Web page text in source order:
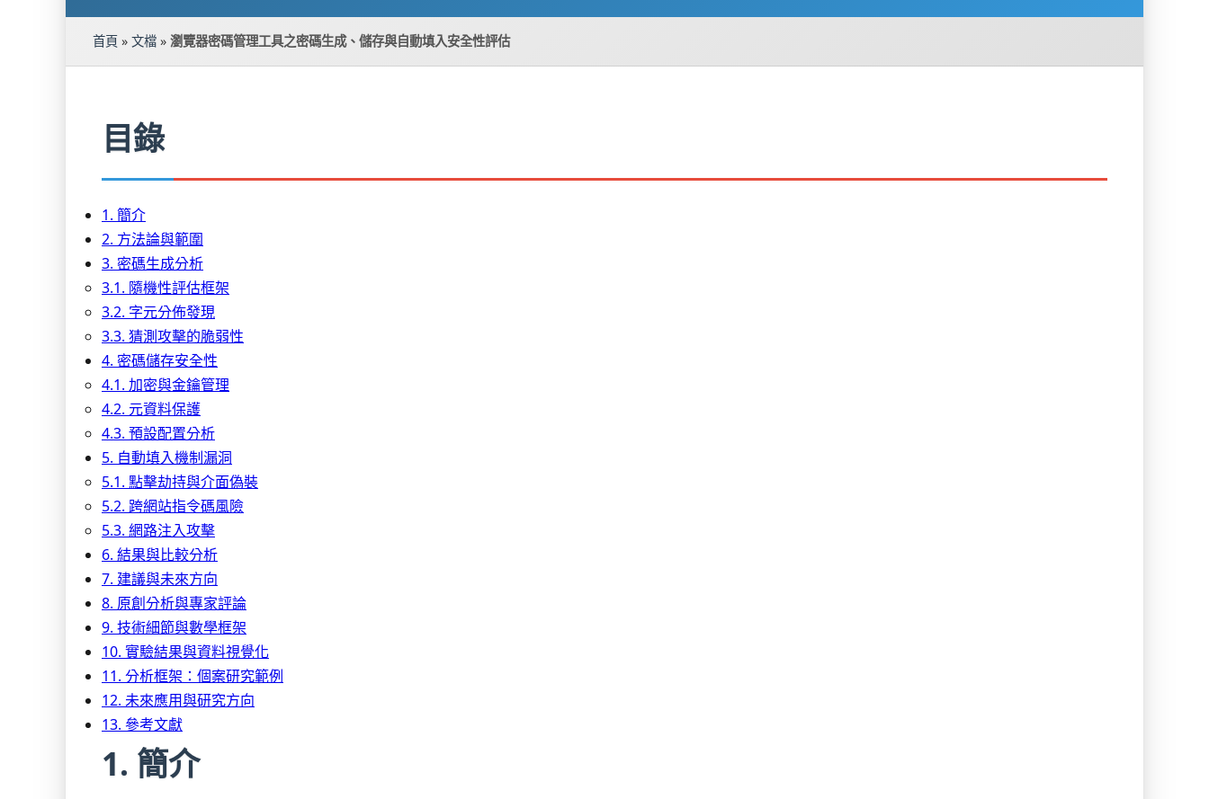
首頁 » 文檔 » 瀏覽器密碼管理工具之密碼生成、儲存與自動填入安全性評估
目錄
1. 簡介
2. 方法論與範圍
3. 密碼生成分析
3.1. 隨機性評估框架
3.2. 字元分佈發現
3.3. 猜測攻擊的脆弱性
4. 密碼儲存安全性
4.1. 加密與金鑰管理
4.2. 元資料保護
4.3. 預設配置分析
5. 自動填入機制漏洞
5.1. 點擊劫持與介面偽裝
5.2. 跨網站指令碼風險
5.3. 網路注入攻擊
6. 結果與比較分析
7. 建議與未來方向
8. 原創分析與專家評論
9. 技術細節與數學框架
10. 實驗結果與資料視覺化
11. 分析框架：個案研究範例
12. 未來應用與研究方向
13. 參考文獻
1. 簡介